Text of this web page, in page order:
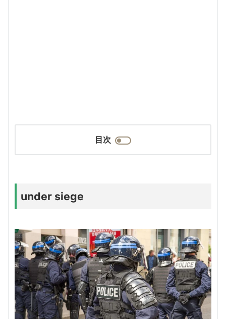
目次
under siege